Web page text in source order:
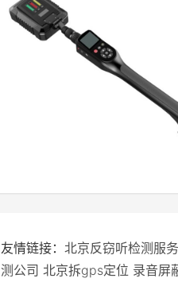
友情链接： 北京反窃听检测服务
测公司 北京拆gps定位 录音屏